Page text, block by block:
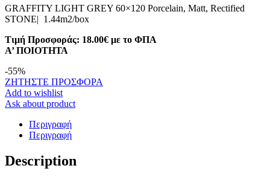
GRAFFITY LIGHT GREY 60×120 Porcelain, Matt, Rectified
STONE| 1.44m2/box
Τιμή Προσφοράς: 18.00€ με το ΦΠΑ
A’ ΠΟΙΟΤΗΤΑ
-55%
ΖΗΤΗΣΤΕ ΠΡΟΣΦΟΡΑ
Add to wishlist
Ask about product
Περιγραφή
Περιγραφή
Description